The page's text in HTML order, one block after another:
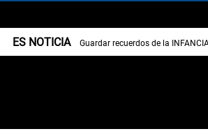
ES NOTICIA Guardar recuerdos de la